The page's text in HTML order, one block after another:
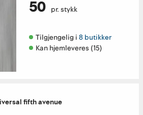
50 pr. stykk
Tilgjengelig i 8 butikker
Kan hjemleveres (15)
fifth avenue